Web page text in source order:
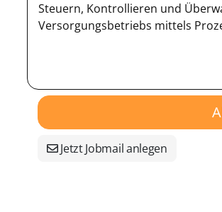
Steuern, Kontrollieren und
Versorgungsbetriebs mittels
Jetzt Jobmail anlegen